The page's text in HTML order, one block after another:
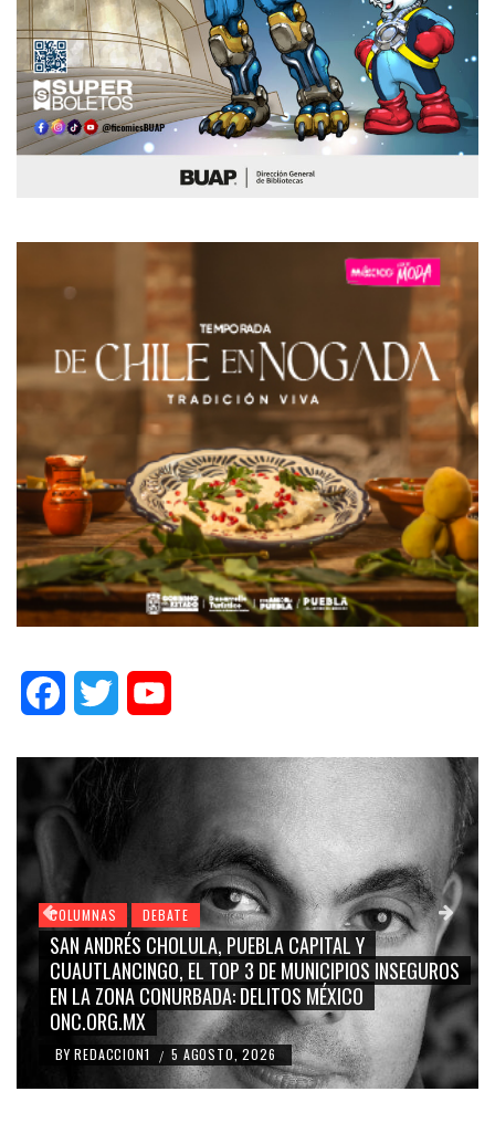
FacebookTwitter
COLUMNAS DEBATE
GRACE PALOMARES, NAY SALVATORI, SERGIO MAYER,
CARMEN SALINAS “LA CORCHOLATA”, CUAUHTÉMOC
BLANCO, SILVIA PINAL: LA TRIVIALIZACIÓN Y
RIDICULIZACIÓN DE LA REPRESENTACIÓN CIUDADANA
BY REDACCION1 / 4 AGOSTO, 2026